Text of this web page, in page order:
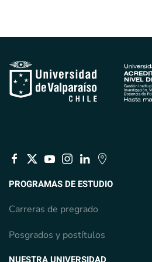
PROGRAMAS DE ESTUDIO
Carreras de pregrado
Posgrados y postítulos